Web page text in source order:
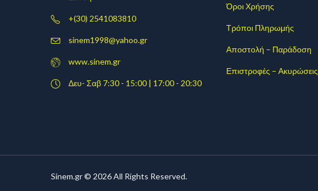
+(30) 2541083810
sinem1998@yahoo.gr
www.sinem.gr
Δευ- Σαβ 7:30 - 15:00 | 17:00 - 20:30
Όροι Χρήσης
Τρόποι Πληρωμής
Αποστολή – Παράδοση
Επιστροφές – Ακυρώσεις
Sinem.gr © 2026 All Rights Reserved.